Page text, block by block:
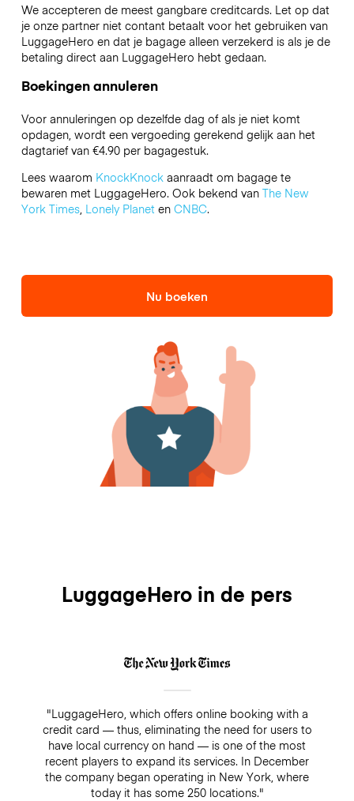
We accepteren de meest gangbare creditcards. Let op dat
je onze partner niet contant betaalt voor het gebruiken van
LuggageHero en dat je bagage alleen verzekerd is als je de
betaling direct aan LuggageHero hebt gedaan.
Boekingen annuleren
Voor annuleringen op dezelfde dag of als je niet komt
opdagen, wordt een vergoeding gerekend gelijk aan het
dagtarief van €4.90 per bagagestuk.
Lees waarom KnockKnockaanraadt om bagage te
bewaren met LuggageHero. Ook bekend van The New
York Times, Lonely Planeten CNBC.
Nu boeken
LuggageHero in de pers
"LuggageHero, which offers online booking with a
credit card — thus, eliminating the need for users to
have local currency on hand — is one of the most
recent players to expand its services. In December
the company began operating in New York, where
today it has some 250 locations."